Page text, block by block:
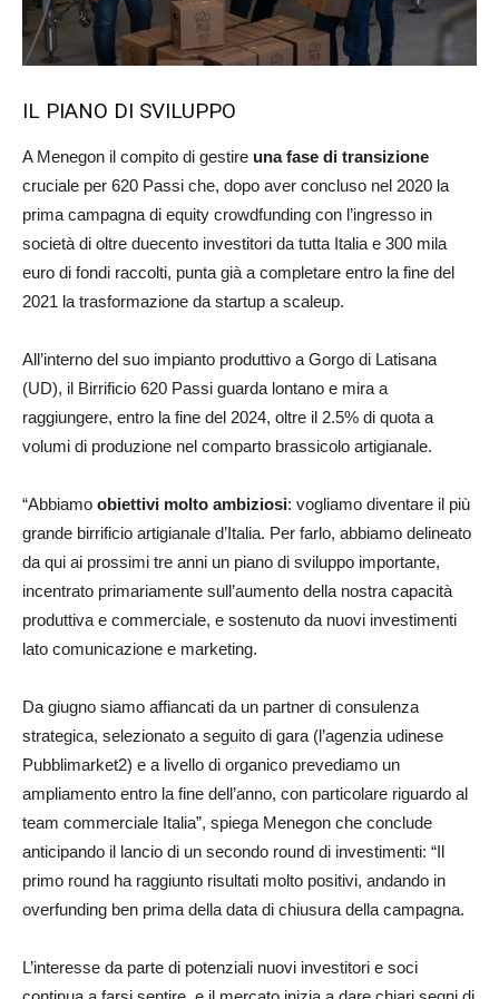
IL PIANO DI SVILUPPO
A Menegon il compito di gestire una fase di transizione
cruciale per 620 Passi che, dopo aver concluso nel 2020 la
prima campagna di equity crowdfunding con l’ingresso in
società di oltre duecento investitori da tutta Italia e 300 mila
euro di fondi raccolti, punta già a completare entro la fine del
2021 la trasformazione da startup a scaleup.
All’interno del suo impianto produttivo a Gorgo di Latisana
(UD), il Birrificio 620 Passi guarda lontano e mira a
raggiungere, entro la fine del 2024, oltre il 2.5% di quota a
volumi di produzione nel comparto brassicolo artigianale.
“Abbiamo obiettivi molto ambiziosi: vogliamo diventare il più
grande birrificio artigianale d’Italia. Per farlo, abbiamo delineato
da qui ai prossimi tre anni un piano di sviluppo importante,
incentrato primariamente sull’aumento della nostra capacità
produttiva e commerciale, e sostenuto da nuovi investimenti
lato comunicazione e marketing.
Da giugno siamo affiancati da un partner di consulenza
strategica, selezionato a seguito di gara (l’agenzia udinese
Pubblimarket2) e a livello di organico prevediamo un
ampliamento entro la fine dell’anno, con particolare riguardo al
team commerciale Italia”, spiega Menegon che conclude
anticipando il lancio di un secondo round di investimenti: “Il
primo round ha raggiunto risultati molto positivi, andando in
overfunding ben prima della data di chiusura della campagna.
L’interesse da parte di potenziali nuovi investitori e soci